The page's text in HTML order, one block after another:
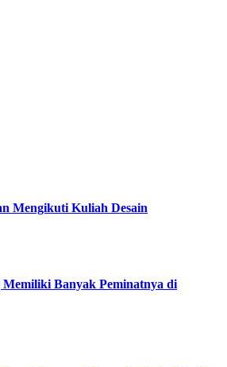
Mengikuti Kuliah Desain
Banyak Peminatnya di